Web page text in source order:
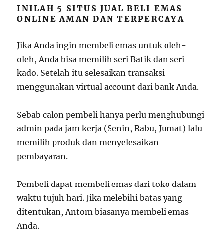
INILAH 5 SITUS JUAL BELI EMAS
ONLINE AMAN DAN TERPERCAYA
Jika Anda ingin membeli emas untuk oleh-
oleh, Anda bisa memilih seri Batik dan seri
kado. Setelah itu selesaikan transaksi
menggunakan virtual account dari bank Anda.
Sebab calon pembeli hanya perlu menghubungi
admin pada jam kerja (Senin, Rabu, Jumat) lalu
memilih produk dan menyelesaikan
pembayaran.
Pembeli dapat membeli emas dari toko dalam
waktu tujuh hari. Jika melebihi batas yang
ditentukan, Antom biasanya membeli emas
Anda.